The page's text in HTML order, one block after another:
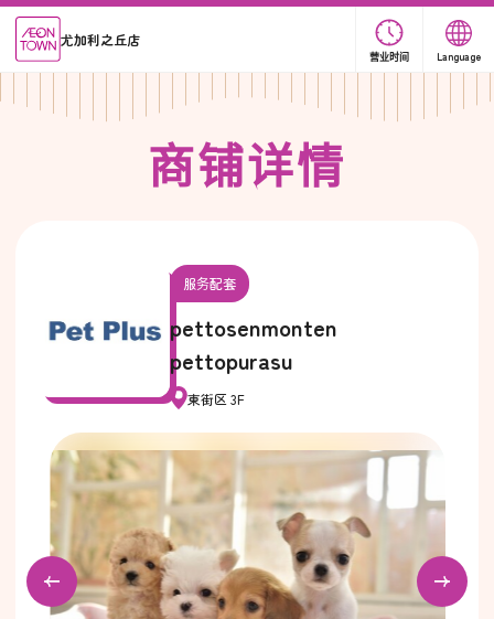
尤加利之丘店
营业时间 Language
商铺详情
服务配套
pettosenmonten
pettopurasu
東街区 3F